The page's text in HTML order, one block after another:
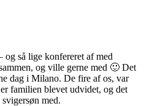
og så lige konfereret af med
og ville gerne med 🙂 Det
dag i Milano. De fire af os, var
familien blevet udvidet, og det
med.